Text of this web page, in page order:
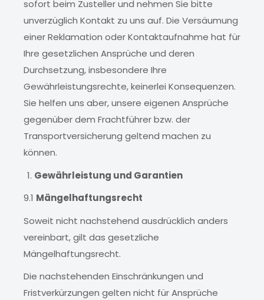
sofort beim Zusteller und nehmen Sie bitte
unverzüglich Kontakt zu uns auf. Die Versäumung
einer Reklamation oder Kontaktaufnahme hat für
Ihre gesetzlichen Ansprüche und deren
Durchsetzung, insbesondere Ihre
Gewährleistungsrechte, keinerlei Konsequenzen.
Sie helfen uns aber, unsere eigenen Ansprüche
gegenüber dem Frachtführer bzw. der
Transportversicherung geltend machen zu
können.
Gewährleistung und Garantien
9.1 Mängelhaftungsrecht
Soweit nicht nachstehend ausdrücklich anders
vereinbart, gilt das gesetzliche
Mängelhaftungsrecht.
Die nachstehenden Einschränkungen und
Fristverkürzungen gelten nicht für Ansprüche